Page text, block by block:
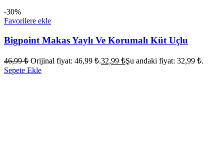
-30%
Favorilere ekle
Bigpoint Makas Yaylı Ve Korumalı Küt Uçlu
46,99₺ Orijinal fiyat: 46,99 ₺.32,99 ₺Şu andaki fiyat: 32,99 ₺.
Sepete Ekle